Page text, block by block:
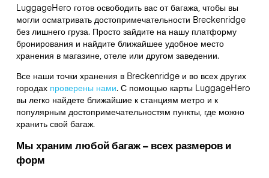
LuggageHero готов освободить вас от багажа, чтобы вы
могли осматривать достопримечательности Breckenridge
без лишнего груза. Просто зайдите на нашу платформу
бронирования и найдите ближайшее удобное место
хранения в магазине, отеле или другом заведении.
Все наши точки хранения в Breckenridge и во всех других
городах проверены нами. С помощью карты LuggageHero
вы легко найдете ближайшие к станциям метро и к
популярным достопримечательностям пункты, где можно
хранить свой багаж.
Мы храним любой багаж – всех размеров и
форм